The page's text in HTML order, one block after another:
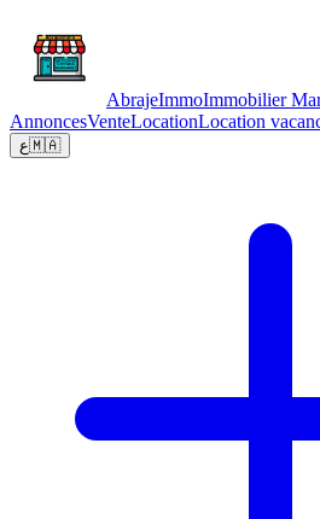
AbrajeImmoImmobilier
AnnoncesVenteLocationLocation
ع🇲🇦